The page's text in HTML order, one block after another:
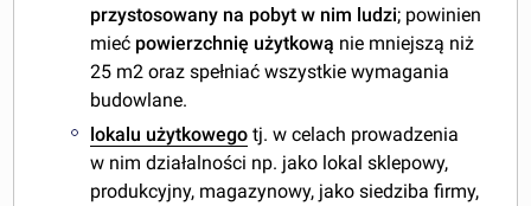
przystosowany na pobyt w nim ludzi; powinien
mieć powierzchnię użytkową nie mniejszą niż
25 m2 oraz spełniać wszystkie wymagania
budowlane.
lokalu użytkowego tj. w celach prowadzenia
w nim działalności np. jako lokal sklepowy,
produkcyjny, magazynowy, jako siedziba firmy,